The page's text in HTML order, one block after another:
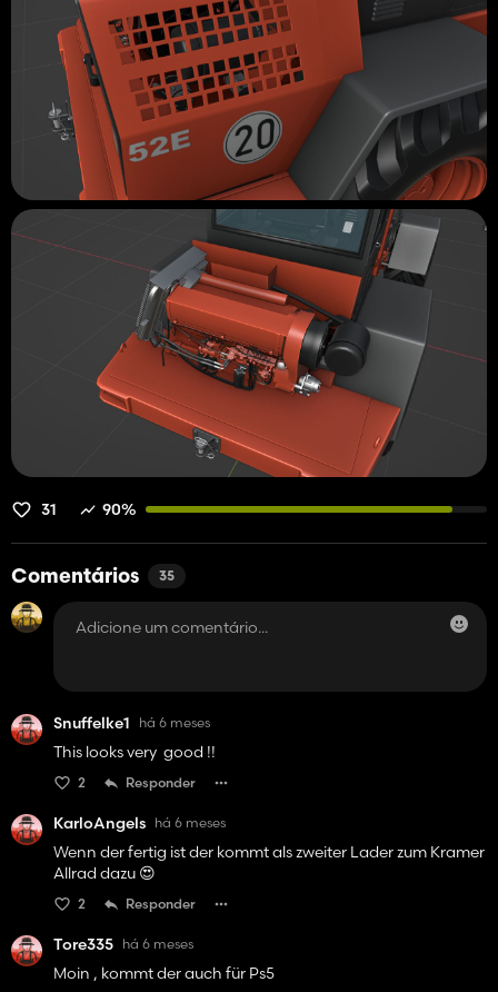
31 90%
Comentários 35
Snuffelke1 há 6 meses
This looks very good !!
2 Responder
KarloAngels há 6 meses
Wenn der fertig ist der kommt als zweiter Lader zum Kramer
Allrad dazu 😍
2 Responder
Tore335 há 6 meses
Moin , kommt der auch für Ps5